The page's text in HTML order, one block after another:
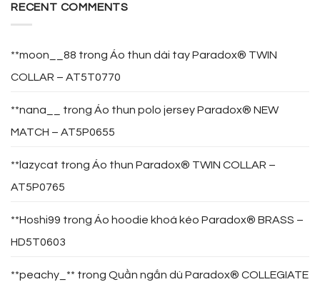
RECENT COMMENTS
**moon__88 trong Áo thun dài tay Paradox® TWIN
COLLAR – AT5T0770
**nana__ trong Áo thun polo jersey Paradox® NEW
MATCH – AT5P0655
**lazycat trong Áo thun Paradox® TWIN COLLAR –
AT5P0765
**Hoshi99 trong Áo hoodie khoá kéo Paradox® BRASS –
HD5T0603
**peachy_** trong Quần ngắn dù Paradox® COLLEGIATE